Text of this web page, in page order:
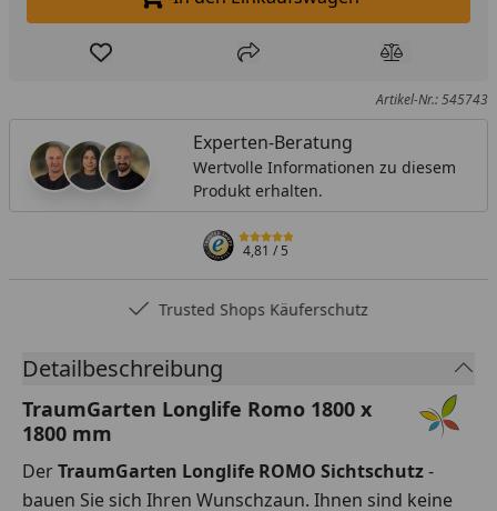
In den Einkaufswagen legen
Produkt zur Wunschliste hinzufügen
Teilen Produkt
Artikel-Nr.: 545743
Experten-Beratung
Wertvolle Informationen zu diesem
Produkt erhalten.
4,81/ 5
Trusted Shops Käuferschutz
Detailbeschreibung
TraumGarten Longlife Romo 1800 x
1800 mm
DerTraumGarten Longlife ROMO Sichtschutz-
bauen Sie sich Ihren Wunschzaun. Ihnen sind keine